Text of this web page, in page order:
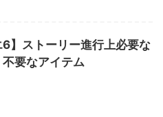
6】ストーリー進行上必要な
要なアイテム